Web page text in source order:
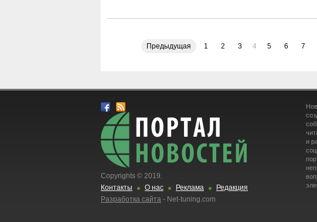
Предыдущая 1 2 3 4 5 6 7
Copyrights © 2019.
Контакты
О нас Реклама
Редакция
Разработка сайта - Net-tuning.com
и